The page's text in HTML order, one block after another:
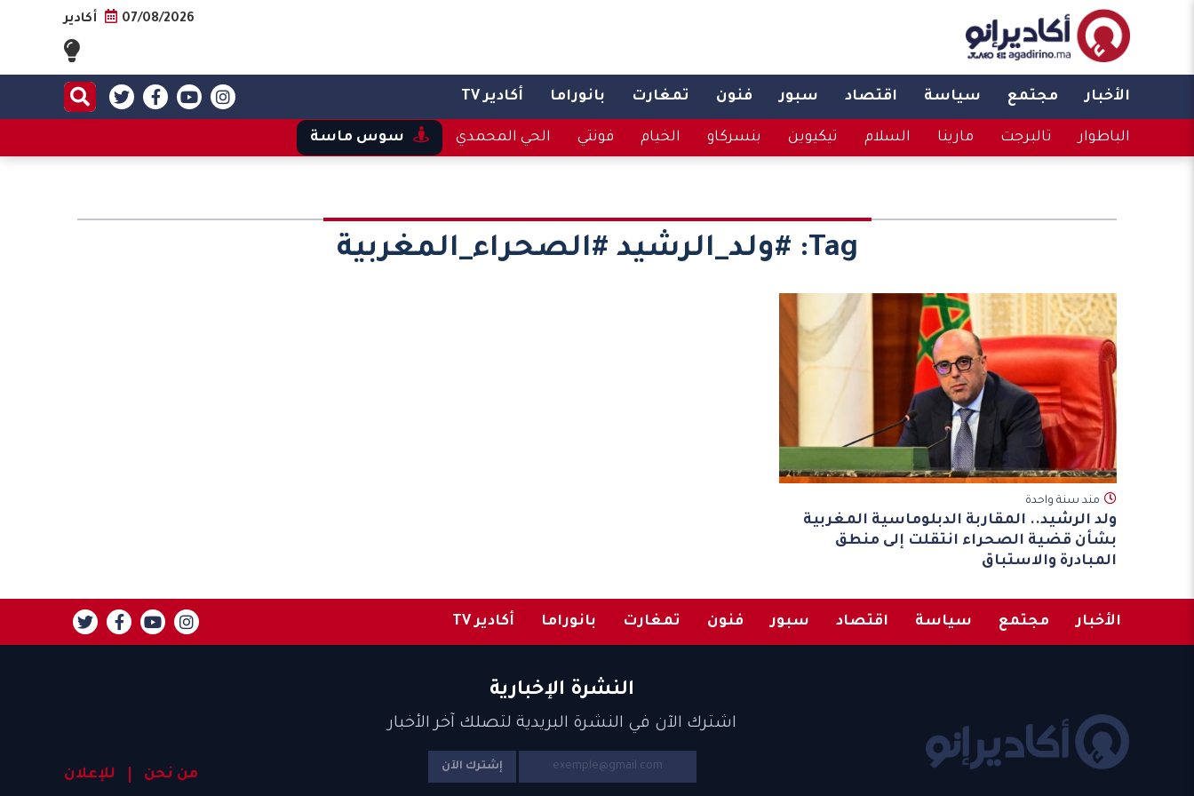
07/08/2026 أكادير
الأخبار مجتمع سياسة اقتصاد سبور فنون تمغارت بانوراما أكادير TV
الباطوار تالبرجت مارينا السلام تيكيوين بنسركاو الخيام فونتي الحي المحمدي سوس ماسة
Tag: #ولد_الرشيد #الصحراء_المغربية
مند سنة واحدة
ولد الرشيد.. المقاربة الدبلوماسية المغربية
بشأن قضية الصحراء انتقلت إلى منطق
المبادرة والاستباق
الأخبار مجتمع سياسة اقتصاد سبور فنون تمغارت بانوراما أكادير TV
النشرة الإخبارية
اشترك الآن في النشرة البريدية لتصلك آخر الأخبار
إشترك الآن من نحن للإعلان